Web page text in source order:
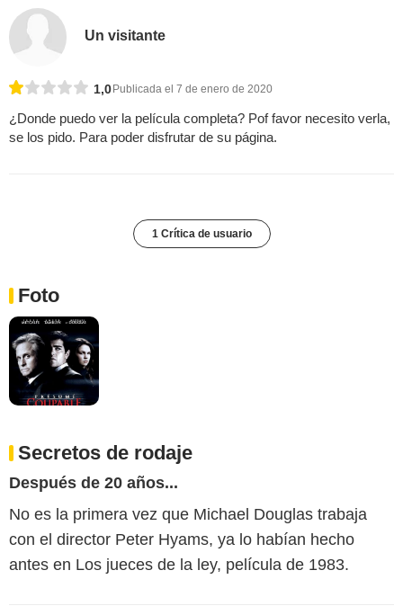
Un visitante
1,0Publicada el 7 de enero de 2020
¿Donde puedo ver la película completa? Pof favor necesito verla,
se los pido. Para poder disfrutar de su página.
1 Crítica de usuario
Foto
Secretos de rodaje
Después de 20 años...
No es la primera vez que Michael Douglas trabaja
con el director Peter Hyams, ya lo habían hecho
antes en Los jueces de la ley, película de 1983.